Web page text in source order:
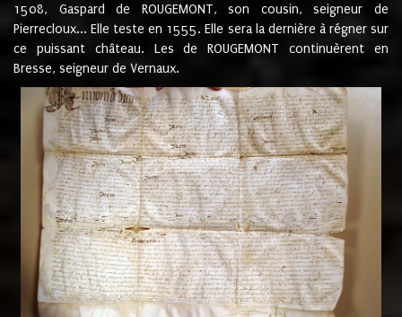
1508, Gaspard de ROUGEMONT, son cousin, seigneur de
Pierrecloux... Elle teste en 1555. Elle sera la dernière à régner sur
ce puissant château. Les de ROUGEMONT continuèrent en
Bresse, seigneur de Vernaux.